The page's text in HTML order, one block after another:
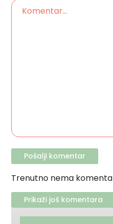
Trenutno nema
Prikaži još komentara